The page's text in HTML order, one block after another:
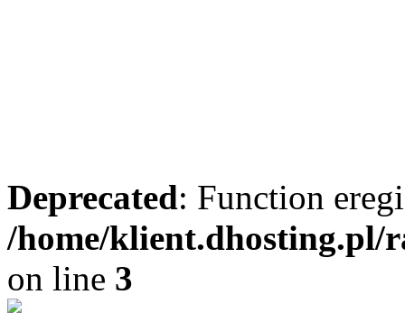
Deprecated: Function
/home/
on line 3